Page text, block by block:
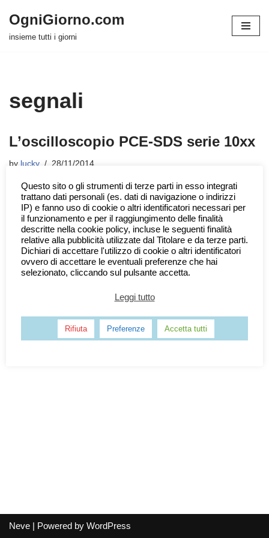
Skip
OgniGiorno.com
insieme tutti i giorni
segnali
L’oscilloscopio PCE-SDS serie 10xx
by lucky 28/11/2014
L’ampia banda passante da 50MHz rende questo oscilloscopio
utilizzabile in molti campi dell’elettronica e della tecnologia di
misura. Il PCE-SDS è un oscilloscopio registratore a…
More »
Neve | Powered by WordPress
Questo sito o gli strumenti di terze parti in esso integrati
trattano dati personali (es. dati di navigazione o indirizzi
IP) e fanno uso di cookie o altri identificatori necessari per
il funzionamento e per il raggiungimento delle finalità
descritte nella cookie policy, incluse le seguenti finalità
relative alla pubblicità utilizzate dal Titolare e da terze parti.
Dichiari di accettare l'utilizzo di cookie o altri identificatori
ovvero di accettare le eventuali preferenze che hai
selezionato, cliccando sul pulsante accetta.
Leggi tutto
Rifiuta Preferenze Accetta tutti